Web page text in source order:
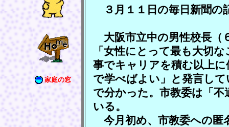
家庭の窓
３月１１日の毎日新聞の
大阪市立中の男性校長（
「女性にとって最も大切
事でキャリアを積む以上
で学べばよい」と発言し
で分かった。市教委は「
いる。
今月初め、市教委への匿